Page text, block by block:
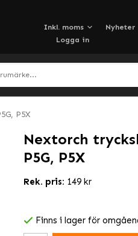
Nyheter
Logga in
P5X
Nextorch
P5G, P5X
Rek. pris: 149 kr
Finns i lager för